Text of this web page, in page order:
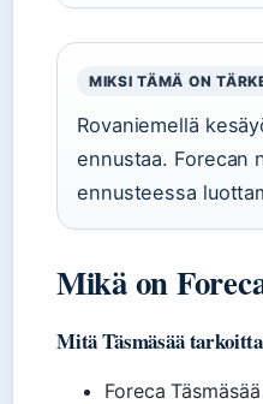
MIKSI TÄMÄ ON
Rovaniemellä
ennustaa. Forecan
ennusteessa
Mikä on
Mitä Täsmäsää
Foreca